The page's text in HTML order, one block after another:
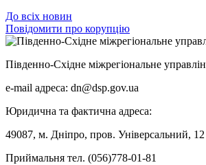
До всіх новин
Повідомити про корупцію
Південно-Східне міжрегіональне
e-mail адреса: dn@dsp.gov.ua
Юридична та фактична адреса:
49087, м. Дніпро, пров. Універсальний, 12
Приймальня тел. (056)778-01-81